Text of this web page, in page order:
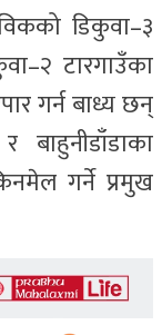
डिकुवा–३
टारगाउँका
गर्न बाध्य छन्
गर्ने प्रमुख